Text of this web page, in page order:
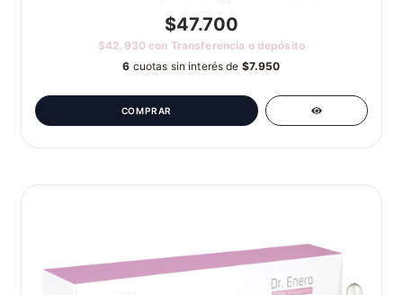
$47.700
$42.930con Transferencia o depósito
6 cuotas sin interés de $7.950